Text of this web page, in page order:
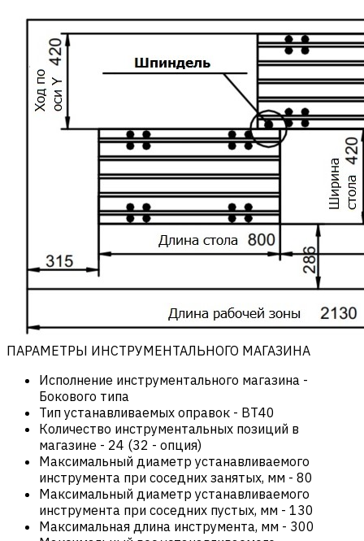
ПАРАМЕТРЫ ИНСТРУМЕНТАЛЬНОГО МАГАЗИНА
Исполнение инструментального магазина -
Бокового типа
Тип устанавливаемых оправок - BT40
Количество инструментальных позиций в
магазине - 24 (32 - опция)
Максимальный диаметр устанавливаемого
инструмента при соседних занятых, мм - 80
Максимальный диаметр устанавливаемого
инструмента при соседних пустых, мм - 130
Максимальная длина инструмента, мм - 300